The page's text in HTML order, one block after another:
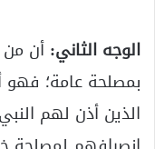
الوجه الثاني: أن
بمصلحة عامة؛ فهو
الذين أذن لهم